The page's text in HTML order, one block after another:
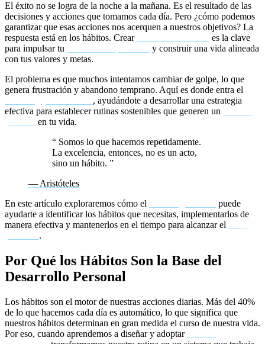
El éxito no se logra de la noche a la mañana. Es el resultado de las
decisiones y acciones que tomamos cada día. Pero ¿cómo podemos
garantizar que esas acciones nos acerquen a nuestros objetivos? La
respuesta está en los hábitos. Crear
es la clave
para impulsar tu
y construir una vida alineada
con tus valores y metas.
El problema es que muchos intentamos cambiar de golpe, lo que
genera frustración y abandono temprano. Aquí es donde entra el
, ayudándote a desarrollar una estrategia
efectiva para establecer rutinas sostenibles que generen un
en tu vida.
“ Somos lo que hacemos repetidamente.
La excelencia, entonces, no es un acto,
sino un hábito. ”
— Aristóteles
En este artículo exploraremos cómo el
puede
ayudarte a identificar los hábitos que necesitas, implementarlos de
manera efectiva y mantenerlos en el tiempo para alcanzar el
.
Por Qué los Hábitos Son la Base del
Desarrollo Personal
Los hábitos son el motor de nuestras acciones diarias. Más del 40%
de lo que hacemos cada día es automático, lo que significa que
nuestros hábitos determinan en gran medida el curso de nuestra vida.
Por eso, cuando aprendemos a diseñar y adoptar